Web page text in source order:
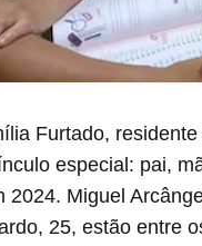
Furtado,
especial: pai,
2024. Miguel
25, estão entre